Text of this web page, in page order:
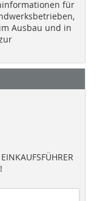
für
Ausbau und in